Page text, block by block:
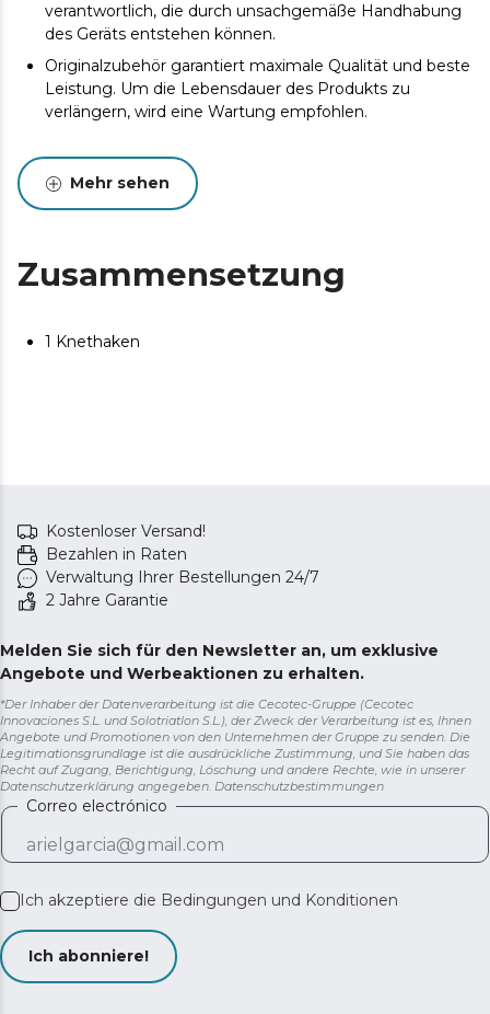
verantwortlich, die durch unsachgemäße Handhabung
des Geräts entstehen können.
Originalzubehör garantiert maximale Qualität und beste
Leistung. Um die Lebensdauer des Produkts zu
verlängern, wird eine Wartung empfohlen.
Mehr sehen
Zusammensetzung
1 Knethaken
Kostenloser Versand!
Bezahlen in Raten
Verwaltung Ihrer Bestellungen 24/7
2 Jahre Garantie
Melden Sie sich für den Newsletter an, um exklusive
Angebote und Werbeaktionen zu erhalten.
*Der Inhaber der Datenverarbeitung ist die Cecotec-Gruppe (Cecotec
Innovaciones S.L. und Solotriatlon S.L.), der Zweck der Verarbeitung ist es, Ihnen
Angebote und Promotionen von den Unternehmen der Gruppe zu senden. Die
Legitimationsgrundlage ist die ausdrückliche Zustimmung, und Sie haben das
Recht auf Zugang, Berichtigung, Löschung und andere Rechte, wie in unserer
Datenschutzerklärung angegeben. Datenschutzbestimmungen
Correo electrónico
Ich akzeptiere die Bedingungen und Konditionen
Ich abonniere!